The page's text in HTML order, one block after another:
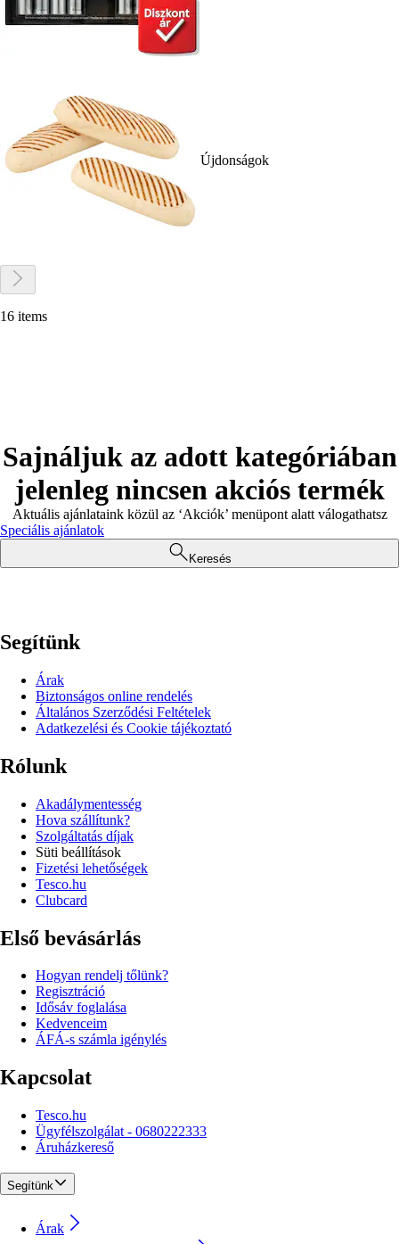
Újdonságok
16 items
Sajnáljuk az adott kategóriában
jelenleg nincsen akciós termék
Aktuális ajánlataink közül az ‘Akciók’ menüpont alatt válogathatsz
Speciális ajánlatok
Keresés
Segítünk
Árak
Biztonságos online rendelés
Általános Szerződési Feltételek
Adatkezelési és Cookie tájékoztató
Rólunk
Akadálymentesség
Hova szállítunk?
Szolgáltatás díjak
Süti beállítások
Fizetési lehetőségek
Tesco.hu
Clubcard
Első bevásárlás
Hogyan rendelj tőlünk?
Regisztráció
Idősáv foglalása
Kedvenceim
ÁFÁ-s számla igénylés
Kapcsolat
Tesco.hu
Ügyfélszolgálat - 0680222333
Áruházkereső
Segítünk
Árak